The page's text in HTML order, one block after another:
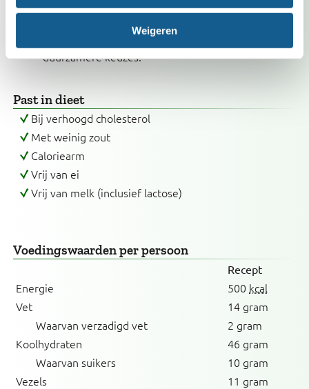
Weigeren
Kies bij voorkeur voor magere vis met een
topkeurmerk. MSC/ASC, Fair Trade Certified en Vis
met een groene score op de VISwijzer zijn
duurzamere keuzes.
Past in dieet
Bij verhoogd cholesterol
Met weinig zout
Caloriearm
Vrij van ei
Vrij van melk (inclusief lactose)
Voedingswaardenper persoon
Recept
Energie 500 kcal
Vet
14 gram
Waarvan verzadigd vet
2 gram
Koolhydraten
46 gram
Waarvan suikers
10 gram
Vezels
11 gram